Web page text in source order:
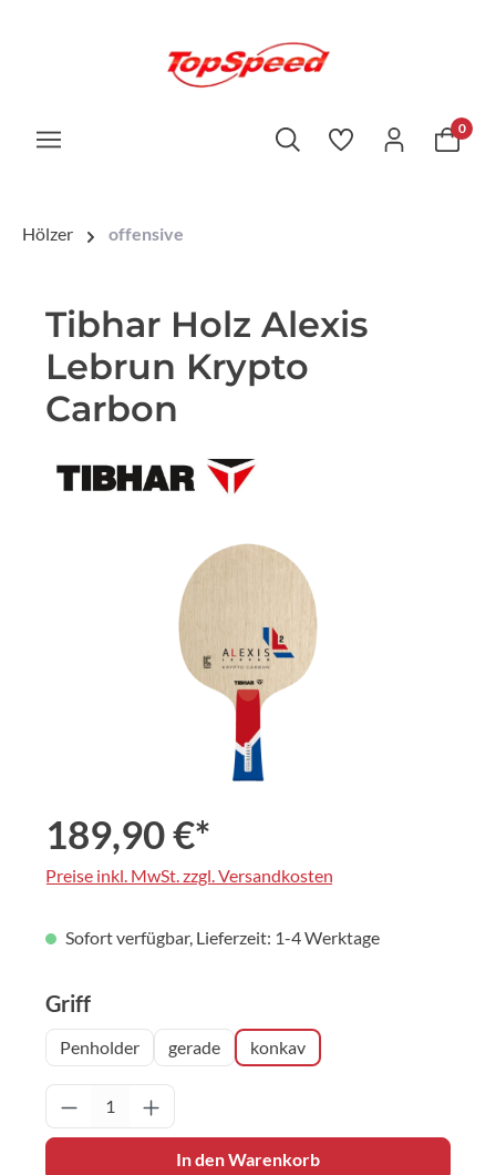
0
Hölzer offensive
Tibhar Holz Alexis
Lebrun Krypto
Carbon
Bildergalerie überspringen
189,90 €*
Preise inkl. MwSt. zzgl. Versandkosten
Sofort verfügbar, Lieferzeit: 1-4 Werktage
Griffauswählen
Penholder gerade konkav
Produkt Anzahl: Gib den gewünschten
In den Warenkorb